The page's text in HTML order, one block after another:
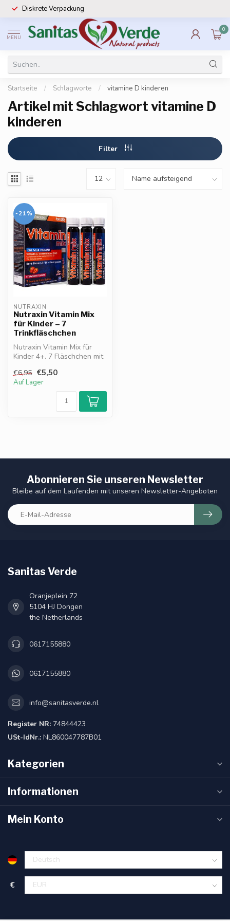
Diskrete Verpackung
MENU
0
Startseite / Schlagworte / vitamine D kinderen
Artikel mit Schlagwort vitamine D
kinderen
Filter
-21%
NUTRAXIN
Nutraxin Vitamin Mix
für Kinder – 7
Trinkfläschchen
Nutraxin Vitamin Mix für
Kinder 4+. 7 Fläschchen mit
Vitam...
€6,95 €5,50
Auf Lager
Abonnieren Sie unseren Newsletter
Bleibe auf dem Laufenden mit unseren Newsletter-Angeboten
Sanitas Verde
Oranjeplein 72
5104 HJ Dongen
the Netherlands
0617155880
0617155880
info@sanitasverde.nl
Register NR: 74844423
USt-IdNr.: NL860047787B01
Kategorien
Informationen
Mein Konto
€